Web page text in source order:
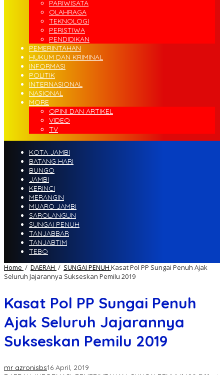
PARIWISATA
OLAHRAGA
TEKNOLOGI
PERISTIWA
PENDIDIKAN
PEMERINTAHAN
HUKUM DAN KRIMINAL
INFORMASI
POLITIK
INTERNASIONAL
NASIONAL
MORE
OPINI DAN ARTIKEL
VIDEO
TV
KOTA JAMBI
BATANG HARI
BUNGO
JAMBI
KERINCI
MERANGIN
MUARO JAMBI
SAROLANGUN
SUNGAI PENUH
TANJABBAR
TANJABTIM
TEBO
Home / DAERAH / SUNGAI PENUH Kasat Pol PP Sungai Penuh Ajak
Seluruh Jajarannya Sukseskan Pemilu 2019
Kasat Pol PP Sungai Penuh
Ajak Seluruh Jajarannya
Sukseskan Pemilu 2019
mr azronisbs16 April, 2019